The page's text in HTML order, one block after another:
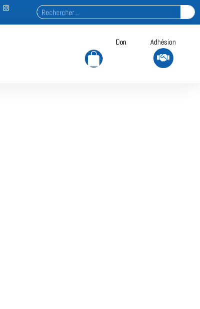
Don Adhésion